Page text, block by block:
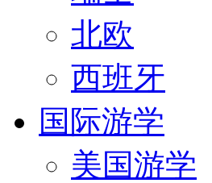
北欧
西班牙
国际游学
美国游学